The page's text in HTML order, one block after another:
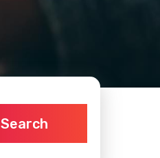
Search